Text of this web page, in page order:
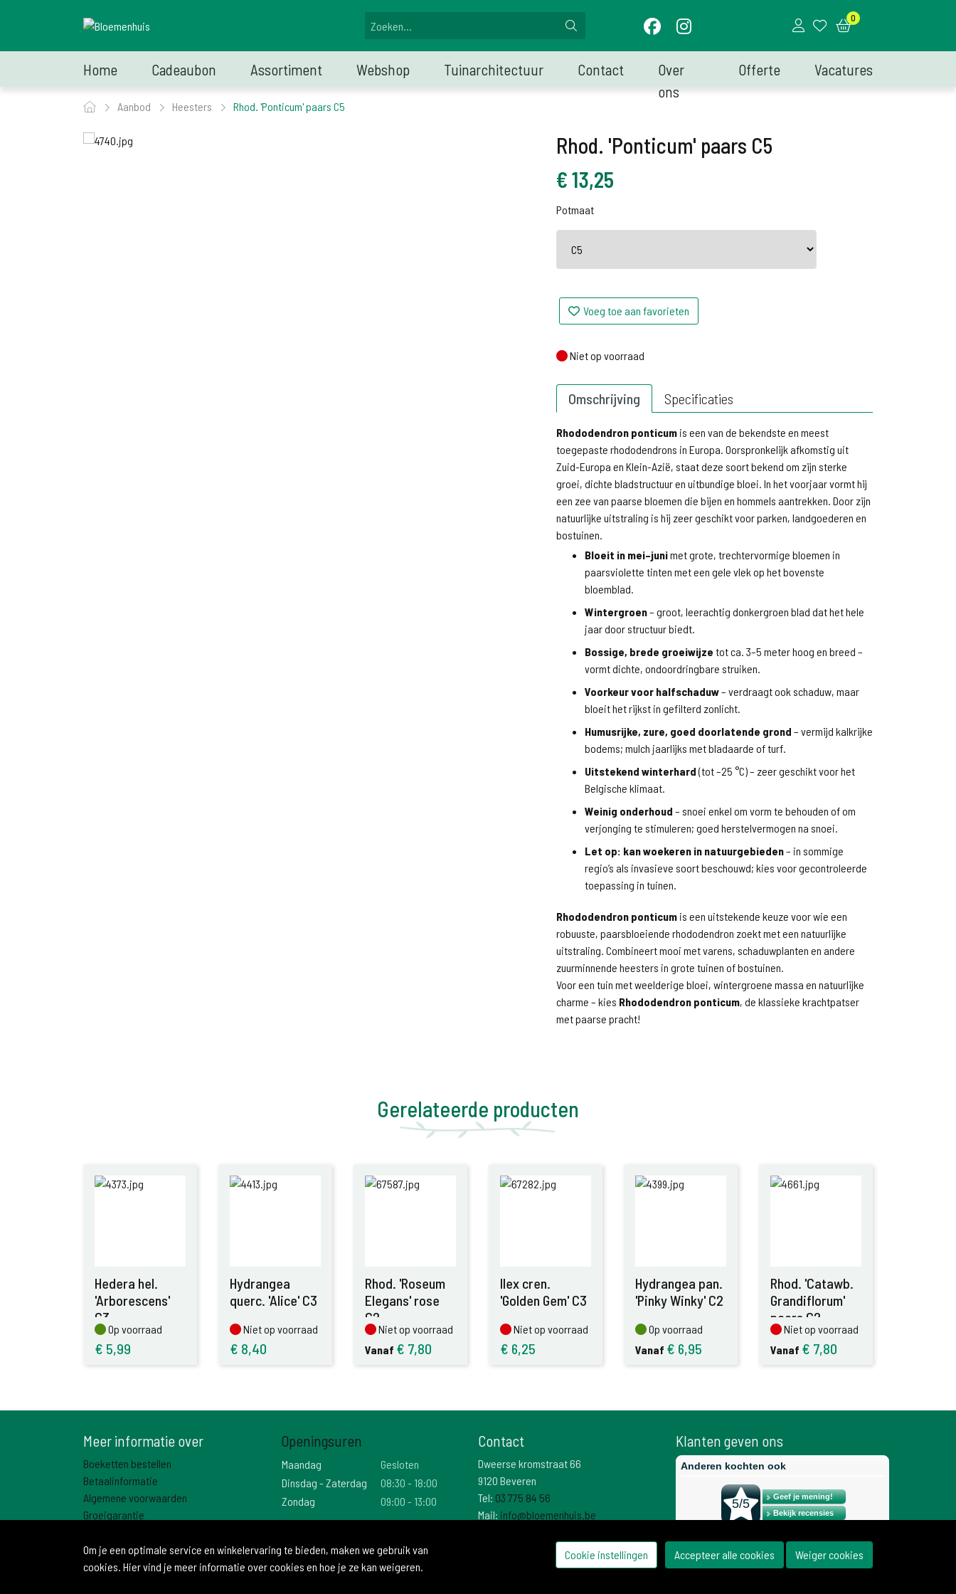
0
Home Cadeaubon Assortiment Webshop Tuinarchitectuur Contact
Over
ons
Offerte Vacatures
Aanbod Heesters Rhod. 'Ponticum' paars C5
Rhod. 'Ponticum' paars C5
€13,25
Potmaat
Voeg toe aan favorieten
Niet op voorraad
Niet op voorraad
Omschrijving Specificaties
Rhododendron ponticum is een van de bekendste en meest
toegepaste rhododendrons in Europa. Oorspronkelijk afkomstig uit
Zuid-Europa en Klein-Azië, staat deze soort bekend om zijn sterke
groei, dichte bladstructuur en uitbundige bloei. In het voorjaar vormt hij
een zee van paarse bloemen die bijen en hommels aantrekken. Door zijn
natuurlijke uitstraling is hij zeer geschikt voor parken, landgoederen en
bostuinen.
Bloeit in mei–junimet grote, trechtervormige bloemen in
paarsviolette tinten met een gele vlek op het bovenste
bloemblad.
Wintergroen– groot, leerachtig donkergroen blad dat het hele
jaar door structuur biedt.
Bossige, brede groeiwijze tot ca. 3–5 meter hoog en breed –
vormt dichte, ondoordringbare struiken.
Voorkeur voor halfschaduw– verdraagt ook schaduw, maar
bloeit het rijkst in gefilterd zonlicht.
Humusrijke, zure, goed doorlatende grond – vermijd kalkrijke
bodems; mulch jaarlijks met bladaarde of turf.
Uitstekend winterhard(tot –25 °C) – zeer geschikt voor het
Belgische klimaat.
Weinig onderhoud – snoei enkel om vorm te behouden of om
verjonging te stimuleren; goed herstelvermogen na snoei.
Let op: kan woekeren in natuurgebieden– in sommige
regio’s als invasieve soort beschouwd; kies voor gecontroleerde
toepassing in tuinen.
Rhododendron ponticum is een uitstekende keuze voor wie een
robuuste, paarsbloeiende rhododendron zoekt met een natuurlijke
uitstraling. Combineert mooi met varens, schaduwplanten en andere
zuurminnende heesters in grote tuinen of bostuinen.
Voor een tuin met weelderige bloei, wintergroene massa en natuurlijke
charme – kies Rhododendron ponticum, de klassieke krachtpatser
met paarse pracht!
Gerelateerde producten
Hedera hel.
'Arborescens'
C3
Op voorraad
Op voorraad
€ 5,99
Hydrangea
querc. 'Alice' C3
Niet op voorraad
Niet op voorraad
€ 8,40
Rhod. 'Roseum
Elegans' rose
C2
Niet op voorraad
Niet op voorraad
Vanaf € 7,80
Ilex cren.
'Golden Gem' C3
Niet op voorraad
Niet op voorraad
€ 6,25
Hydrangea pan.
'Pinky Winky' C2
Op voorraad
Op voorraad
Vanaf € 6,95
Rhod. 'Catawb.
Grandiflorum'
paars C2
Niet op voorraad
Niet op voorraad
Vanaf € 7,80
Meer informatie over
Boeketten bestellen
Betaalinformatie
Algemene voorwaarden
Groeigarantie
Openingsuren
Maandag
Gesloten
Dinsdag - Zaterdag
08:30 - 18:00
Zondag
09:00 - 13:00
Contact
Dweerse kromstraat 66
9120 Beveren
Tel: 03 775 84 56
Mail: info@bloemenhuis.be
Klanten geven ons
Om je een optimale service en winkelervaring te bieden, maken we gebruik van
cookies. Hier vind je meer informatie over cookies en hoe je ze kan weigeren.
Cookie instellingen Accepteer alle cookies Weiger cookies